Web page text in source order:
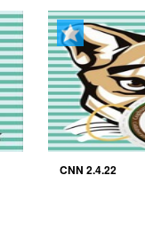
CNN 2.4.22